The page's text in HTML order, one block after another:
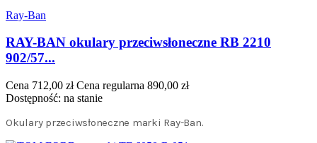
Ray-Ban
RAY-BAN okulary przeciwsłoneczne RB 2210
902/57...
Cena 712,00 zł Cena regularna 890,00 zł
Dostępność: na stanie
Okulary przeciwsłoneczne marki Ray-Ban.